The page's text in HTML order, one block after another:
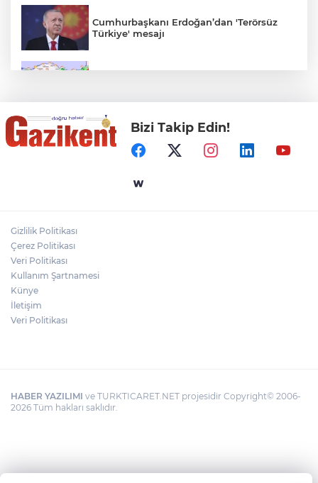
Cumhurbaşkanı Erdoğan’dan 'Terörsüz
Türkiye' mesajı
Gaziantep Üniversitesi Elektrik-Elektronik
Mühendisliği: Teknolojinin ve Enerjinin
Geleceğine Yön Veren Eğitim
"BEBEĞİ TÜM GECE AYNI BEZLE
Bizi Takip Edin!
Gizlilik Politikası
Çerez Politikası
Veri Politikası
Kullanım Şartnamesi
Künye
İletişim
Veri Politikası
HABER YAZILIMI ve TURKTICARET.NET projesidir Copyright© 2006-
2026 Tüm hakları saklıdır.